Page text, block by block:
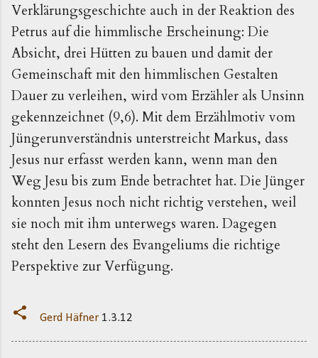
Verklärungsgeschichte auch in der Reaktion des
Petrus auf die himmlische Erscheinung: Die
Absicht, drei Hütten zu bauen und damit der
Gemeinschaft mit den himmlischen Gestalten
Dauer zu verleihen, wird vom Erzähler als Unsinn
gekennzeichnet (9,6). Mit dem Erzählmotiv vom
Jüngerunverständnis unterstreicht Markus, dass
Jesus nur erfasst werden kann, wenn man den
Weg Jesu bis zum Ende betrachtet hat. Die Jünger
konnten Jesus noch nicht richtig verstehen, weil
sie noch mit ihm unterwegs waren. Dagegen
steht den Lesern des Evangeliums die richtige
Perspektive zur Verfügung.
Gerd Häfner 1.3.12